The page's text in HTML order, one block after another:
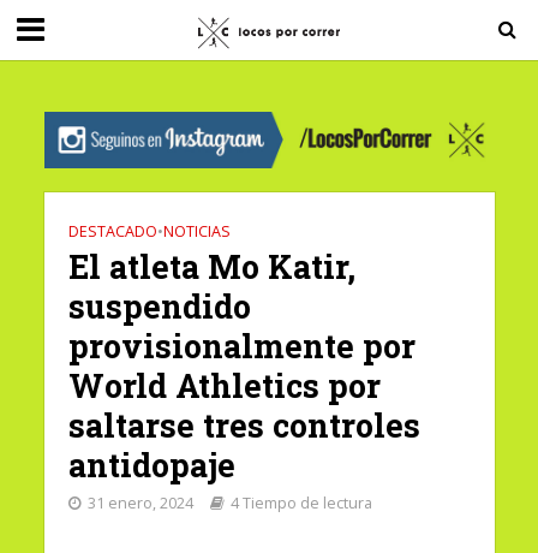
G-0X2PD3RFLV
DESTACADO•NOTICIAS
El atleta Mo Katir,
suspendido
provisionalmente por
World Athletics por
saltarse tres controles
antidopaje
31 enero, 2024 4 Tiempo de lectura